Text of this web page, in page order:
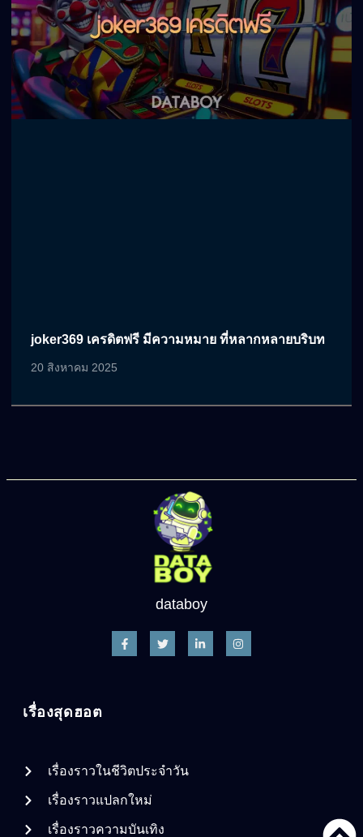
joker369 เครดิตฟรี มีความหมาย ที่หลากหลายบริบท
20 สิงหาคม 2025
databoy
เรื่องสุดฮอต
เรื่องราวในชีวิตประจำวัน
เรื่องราวแปลกใหม่
เรื่องราวความบันเทิง